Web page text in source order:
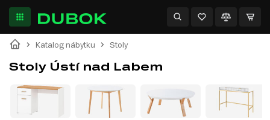
Katalog nábytku Stoly
Stoly Ústí nad Labem